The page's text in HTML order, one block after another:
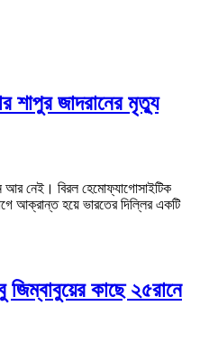
শাপুর জাদরানের মৃত্যু
আর নেই। বিরল হেমোফ্যাগোসাইটিক
আক্রান্ত হয়ে ভারতের দিল্লির একটি
জিম্বাবুয়ের কাছে ২৫রানে